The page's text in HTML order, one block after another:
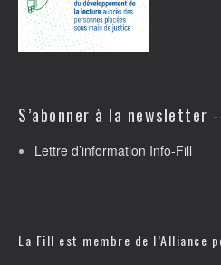
S’abonner à la newsletter
Lettre d’information Info-Fill
La Fill est membre de l’Alliance